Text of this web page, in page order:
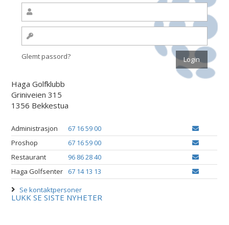
Glemt passord?
Haga Golfklubb
Griniveien 315
1356 Bekkestua
Administrasjon
67 16 59 00
Proshop
67 16 59 00
Restaurant
96 86 28 40
Haga Golfsenter
67 14 13 13
Se kontaktpersoner
LUKK SE SISTE NYHETER